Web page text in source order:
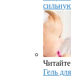
Гель